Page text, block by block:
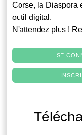
Corse, la Diaspora
outil digital.
N'attendez plus !
SE